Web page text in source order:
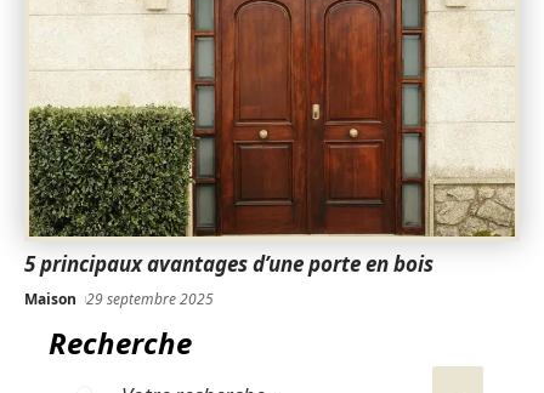
5 principaux avantages d’une porte en bois
Maison 29 septembre 2025
Recherche